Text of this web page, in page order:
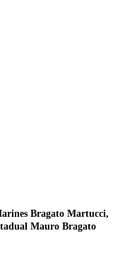
Bragato Martucci,
Mauro Bragato